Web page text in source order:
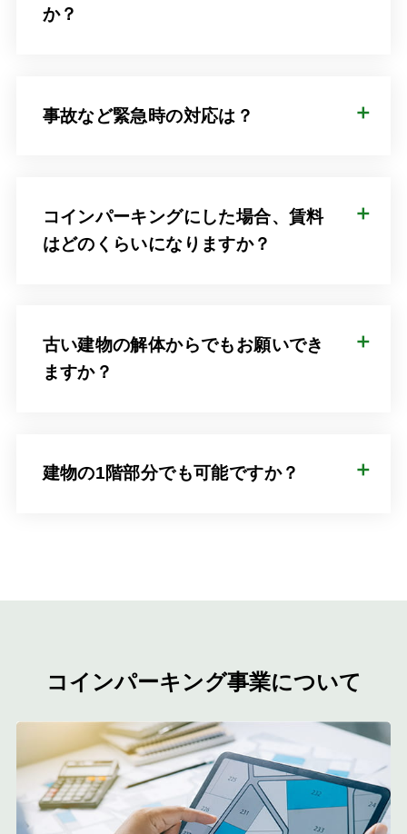
か？
事故など緊急時の対応は？
コインパーキングにした場合、賃料
はどのくらいになりますか？
古い建物の解体からでもお願いでき
ますか？
建物の1階部分でも可能ですか？
コインパーキング事業について